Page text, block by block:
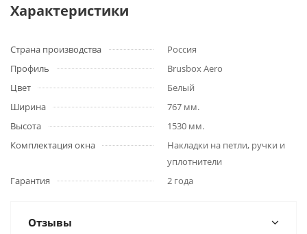
Характеристики
Страна производства
Россия
Профиль
Brusbox Aero
Цвет
Белый
Ширина
767 мм.
Высота
1530 мм.
Комплектация окна
Накладки на петли, ручки и
уплотнители
Гарантия
2 года
Отзывы